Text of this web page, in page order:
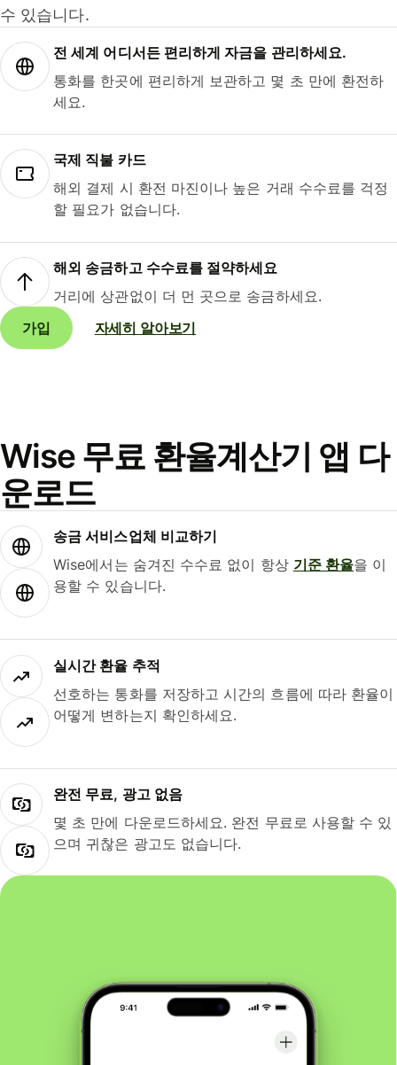
수 있습니다.
전 세계 어디서든 편리하게 자금을 관리하세요.
통화를 한곳에 편리하게 보관하고 몇 초 만에 환전하
세요.
국제 직불 카드
해외 결제 시 환전 마진이나 높은 거래 수수료를 걱정
할 필요가 없습니다.
해외 송금하고 수수료를 절약하세요
거리에 상관없이 더 먼 곳으로 송금하세요.
가입
자세히 알아보기
Wise 무료 환율계산기 앱 다
운로드
송금 서비스업체 비교하기
Wise에서는 숨겨진 수수료 없이 항상 기준 환율을 이
용할 수 있습니다.
실시간 환율 추적
선호하는 통화를 저장하고 시간의 흐름에 따라 환율이
어떻게 변하는지 확인하세요.
완전 무료, 광고 없음
몇 초 만에 다운로드하세요. 완전 무료로 사용할 수 있
으며 귀찮은 광고도 없습니다.